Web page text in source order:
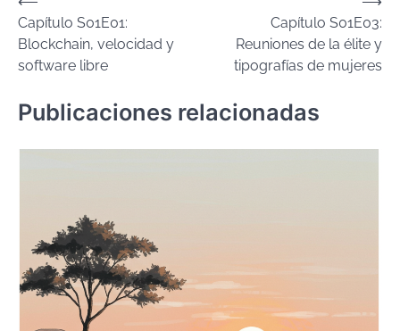
navigation
Capítulo S01E01:
Blockchain, velocidad y
software libre
Capítulo S01E03:
Reuniones de la élite y
tipografías de mujeres
Publicaciones relacionadas